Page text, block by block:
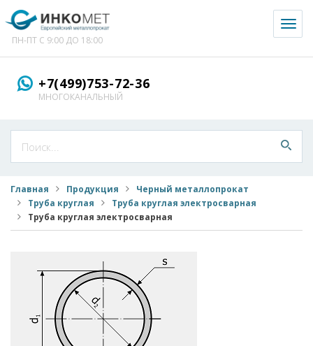
ПН-ПТ С 9:00 ДО 18:00
+7(499)753-72-36
МНОГОКАНАЛЬНЫЙ
Главная Продукция
Черный металлопрокат
Труба круглая
Труба круглая электросварная
Труба круглая электросварная